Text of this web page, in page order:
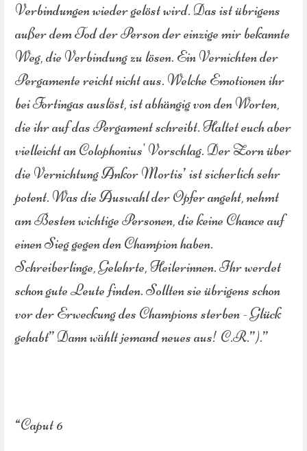
Verbindungen wieder gelöst wird. Das ist übrigens
außer dem Tod der Person der einzige mir bekannte
Weg, die Verbindung zu lösen. Ein Vernichten der
Pergamente reicht nicht aus. Welche Emotionen ihr
bei Fortingas auslöst, ist abhängig von den Worten,
die ihr auf das Pergament schreibt. Haltet euch aber
vielleicht an Colophonius' Vorschlag. Der Zorn über
die Vernichtung Ankor Mortis’ ist sicherlich sehr
potent. Was die Auswahl der Opfer angeht, nehmt
am Besten wichtige Personen, die keine Chance auf
einen Sieg gegen den Champion haben.
Schreiberlinge, Gelehrte, Heilerinnen. Ihr werdet
schon gute Leute finden. Sollten sie übrigens schon
vor der Erweckung des Champions sterben - Glück
gehabt” Dann wählt jemand neues aus! C.R.”).”
“Caput 6